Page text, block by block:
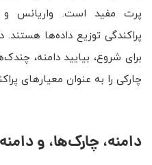
پرت مفید است. واریانس و
پراکندگی توزیع داده‌ها هستند.
برای شروع، بیایید دامنه،
چارکی را به عنوان معیارهای
دامنه، چارک‌ها، و